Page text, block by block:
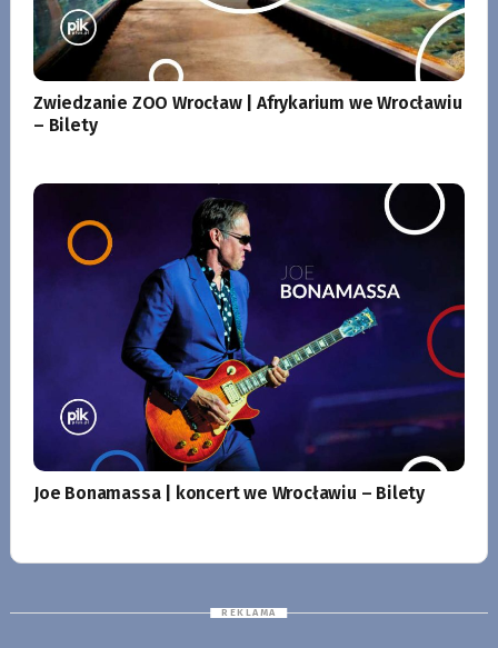
Zwiedzanie ZOO Wrocław | Afrykarium we Wrocławiu
– Bilety
Joe Bonamassa | koncert we Wrocławiu – Bilety